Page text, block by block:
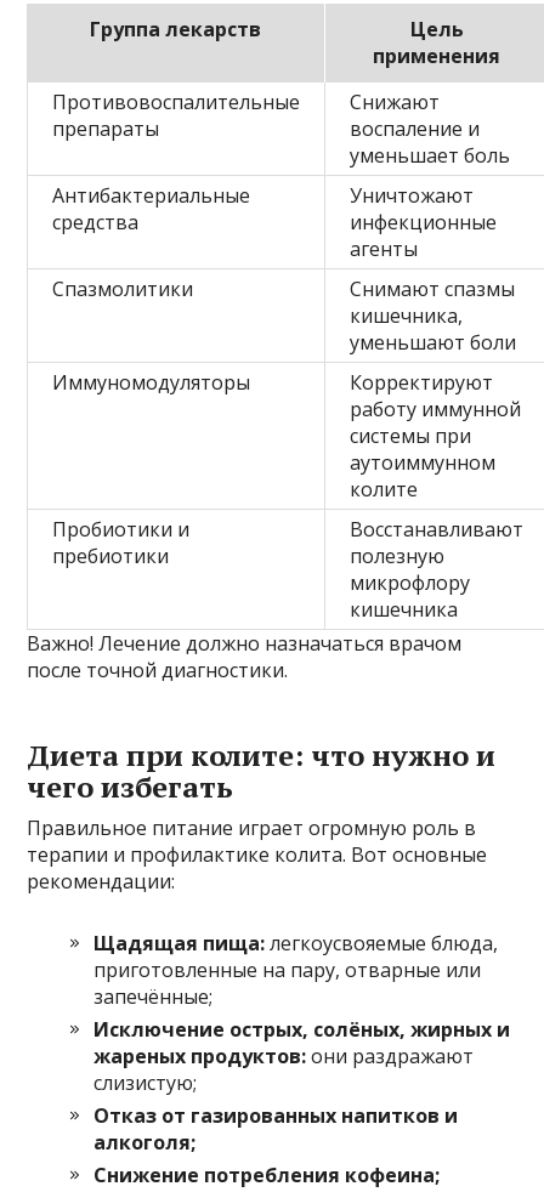
Группа лекарств
Цель
применения
Противовоспалительные
препараты
Снижают
воспаление и
уменьшает боль
Антибактериальные
средства
Уничтожают
инфекционные
агенты
Спазмолитики
Снимают спазмы
кишечника,
уменьшают боли
Иммуномодуляторы
Корректируют
работу иммунной
системы при
аутоиммунном
колите
Пробиотики и
пребиотики
Восстанавливают
полезную
микрофлору
кишечника
Важно! Лечение должно назначаться врачом
после точной диагностики.
Диета при колите: что нужно и
чего избегать
Правильное питание играет огромную роль в
терапии и профилактике колита. Вот основные
рекомендации:
Щадящая пища:легкоусвояемые блюда,
приготовленные на пару, отварные или
запечённые;
Исключение острых, солёных, жирных и
жареных продуктов:они раздражают
слизистую;
Отказ от газированных напитков и
алкоголя;
Снижение потребления кофеина;